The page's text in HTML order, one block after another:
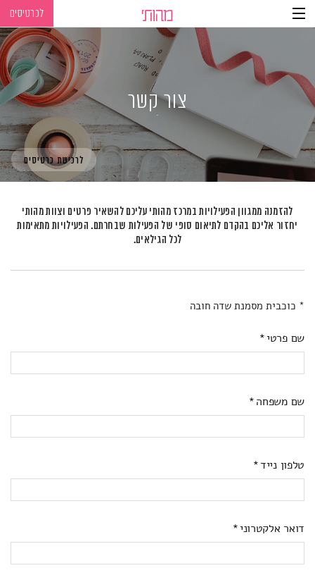
navigation
לכרטיסים
צור קשר
לרכישת כרטיסים
להזמנה ממגוון הפעילויות במרכז מהותי עליכם להשאיר פרטים וצוות מהותי
יחזור אליכם בהקדם לתיאום סופי של הפעילות שבחרתם. הפעילויות מתאימות
לכל הגילאים.
* כוכבית מסמנת שדה חובה
שם פרטי
שם משפחה
טלפון נייד
דואר אלקטרוני